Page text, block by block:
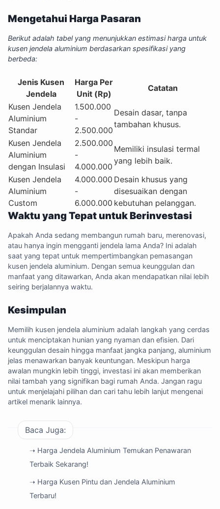
Mengetahui Harga Pasaran
Berikut adalah tabel yang menunjukkan estimasi harga untuk
kusen jendela aluminium berdasarkan spesifikasi yang
berbeda:
Jenis Kusen
Jendela
Harga Per
Unit (Rp)
Catatan
Kusen Jendela
Aluminium
Standar
1.500.000
-
2.500.000
Desain dasar, tanpa
tambahan khusus.
Kusen Jendela
Aluminium
dengan Insulasi
2.500.000
-
4.000.000
Memiliki insulasi termal
yang lebih baik.
Kusen Jendela
Aluminium
Custom
4.000.000
-
6.000.000
Desain khusus yang
disesuaikan dengan
kebutuhan pelanggan.
Waktu yang Tepat untuk Berinvestasi
Apakah Anda sedang membangun rumah baru, merenovasi,
atau hanya ingin mengganti jendela lama Anda? Ini adalah
saat yang tepat untuk mempertimbangkan pemasangan
kusen jendela aluminium. Dengan semua keunggulan dan
manfaat yang ditawarkan, Anda akan mendapatkan nilai lebih
seiring berjalannya waktu.
Kesimpulan
Memilih kusen jendela aluminium adalah langkah yang cerdas
untuk menciptakan hunian yang nyaman dan efisien. Dari
keunggulan desain hingga manfaat jangka panjang, aluminium
jelas menawarkan banyak keuntungan. Meskipun harga
awalan mungkin lebih tinggi, investasi ini akan memberikan
nilai tambah yang signifikan bagi rumah Anda. Jangan ragu
untuk menjelajahi pilihan dan cari tahu lebih lanjut mengenai
artikel menarik lainnya.
Baca Juga:
➝ Harga Jendela Aluminium Temukan Penawaran
Terbaik Sekarang!
➝ Harga Kusen Pintu dan Jendela Aluminium
Terbaru!